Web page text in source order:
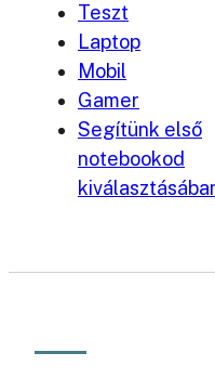
Teszt
Laptop
Mobil
Gamer
Segítünk első
notebookod